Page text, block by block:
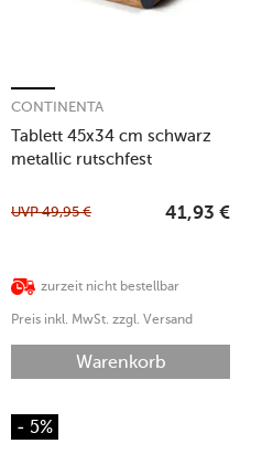
Tablett 45x34 cm schwarz
metallic rutschfest
CONTINENTA
zurzeit nicht bestellbar
UVP49,95 € 41,93 €
Preis inkl. MwSt. zzgl. Versand
Warenkorb
- 5%